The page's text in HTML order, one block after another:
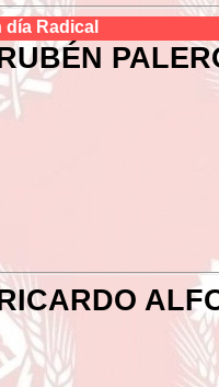
día Radical